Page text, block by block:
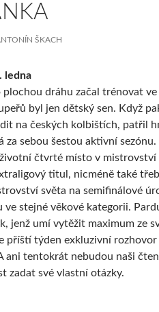
ŠKACH
ledna
plochou dráhu začal trénovat
byl jen dětský sen. Když
na českých kolbištích, patřil
za sebou šestou aktivní sezónu.
čtvrté místo v mistrovství
titul, nicméně také
světa na semifinálové
ve stejné věkové kategorii.
jenž umí vytěžit maximum ze
příští týden exkluzivní rozhovor
ani tentokrát nebudou naši
zadat své vlastní otázky.